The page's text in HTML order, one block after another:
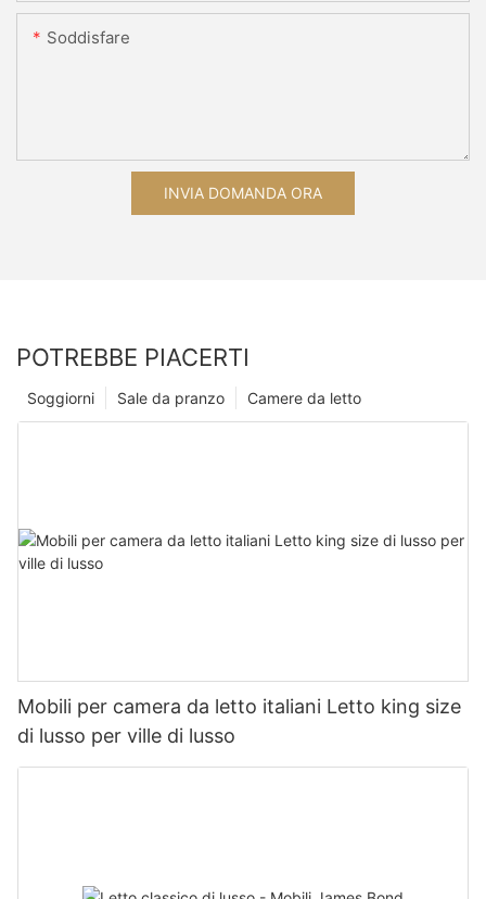
Soddisfare
INVIA DOMANDA ORA
POTREBBE PIACERTI
Camere da letto
Sale da pranzo
Soggiorni
Mobili per camera da letto italiani Letto king size
di lusso per ville di lusso